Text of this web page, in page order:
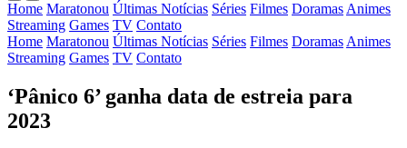
Home Maratonou Últimas Notícias Séries Filmes Doramas Animes
Streaming Games TV Contato
Home Maratonou Últimas Notícias Séries Filmes Doramas Animes
Streaming Games TV Contato
‘Pânico 6’ ganha data de estreia para
2023